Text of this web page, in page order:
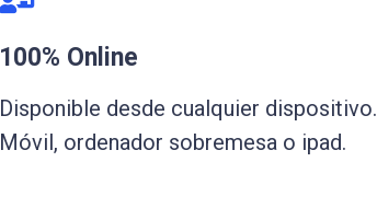
100% Online
Disponible desde cualquier dispositivo.
Móvil, ordenador sobremesa o ipad.